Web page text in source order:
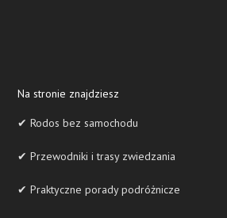
Na stronie znajdziesz
✔ Rodos bez samochodu
✔ Przewodniki i trasy zwiedzania
✔ Praktyczne porady podróżnicze